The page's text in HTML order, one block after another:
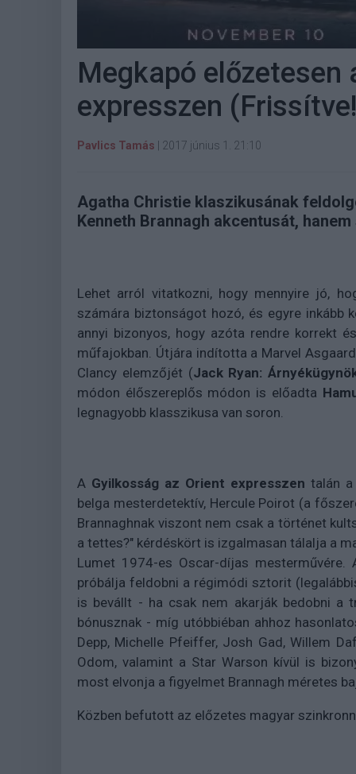
Megkapó előzetesen
expresszen
Pavlics Tamás 2017 június 1. 21:10
Agatha Christie klaszikusának
Kenneth Brannagh akcentusát,
Lehet arról vitatkozni, hogy mennyire jó,
számára biztonságot hozó, és egyre inkább
annyi bizonyos, hogy azóta rendre korrekt
műfajokban. Útjára indította a Marvel
Clancy elemzőjét (Jack Ryan:
módon élőszereplős módon is előadta
legnagyobb klasszikusa van soron.
A Gyilkosság az Orient expresszen talán a
belga mesterdetektív, Hercule Poirot (a
Brannaghnak viszont nem csak a történet
a tettes?" kérdéskört is izgalmasan tálalja a
Lumet 1974-es Oscar-díjas mesterművére.
próbálja feldobni a régimódi sztorit
is bevállt - ha csak nem akarják bedobni a
bónusznak - míg utóbbiéban ahhoz
Depp, Michelle Pfeiffer, Josh Gad, Willem
Odom, valamint a Star Warson kívül is
most elvonja a figyelmet Brannagh méretes
Közben befutott az előzetes magyar